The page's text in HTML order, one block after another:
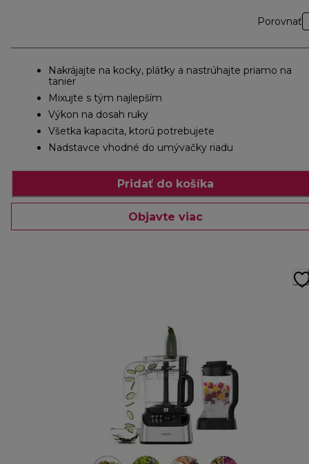
Porovnať
Nakrájajte na kocky, plátky a nastrúhajte priamo na
tanier
Mixujte s tým najlepším
Výkon na dosah ruky
Všetka kapacita, ktorú potrebujete
Nadstavce vhodné do umývačky riadu
Pridať do košíka
Objavte viac